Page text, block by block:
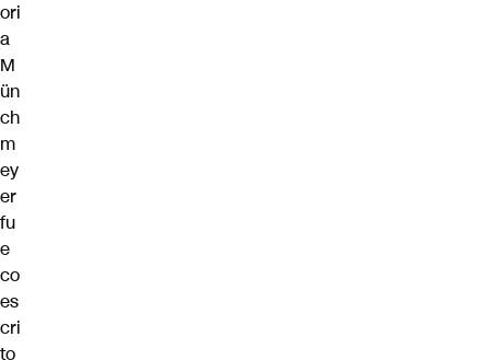
ori
a
M
ün
ch
m
ey
er
fu
e
co
es
cri
to